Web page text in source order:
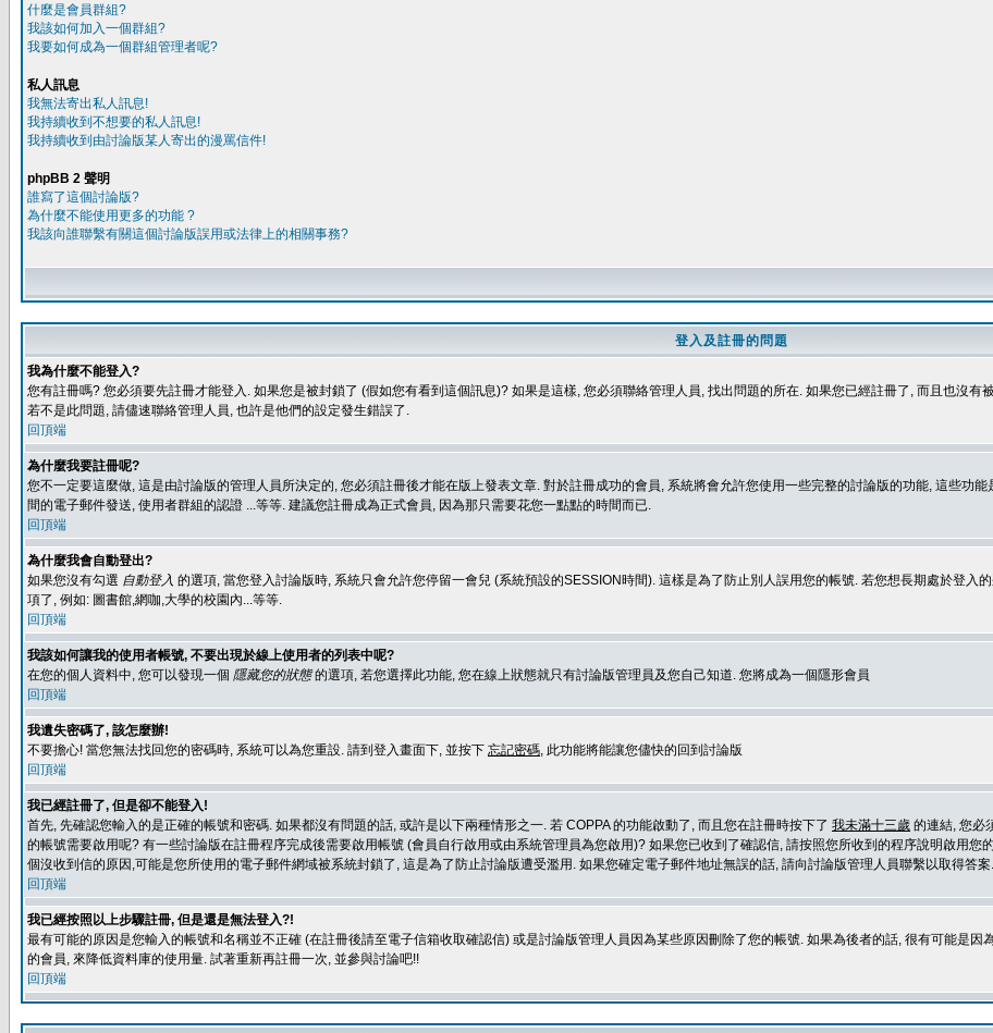
什麼是會員群組?
我該如何加入一個群組?
我要如何成為一個群組管理者呢?
私人訊息
我無法寄出私人訊息!
我持續收到不想要的私人訊息!
我持續收到由討論版某人寄出的漫罵信件!
phpBB 2 聲明
誰寫了這個討論版?
為什麼不能使用更多的功能 ?
我該向誰聯繫有關這個討論版誤用或法律上的相關事務?
登入及註冊的問題
我為什麼不能登入?
您有註冊嗎? 您必須要先註冊才能登入. 如果您是被封鎖了 (假如您有看到這個訊息)? 如果是這樣, 您必須聯絡管理人員, 找出問題的所在. 如果您已經註冊了, 而且也沒
若不是此問題, 請儘速聯絡管理人員, 也許是他們的設定發生錯誤了.
回頂端
為什麼我要註冊呢?
您不一定要這麼做, 這是由討論版的管理人員所決定的, 您必須註冊後才能在版上發表文章. 對於註冊成功的會員, 系統將會允許您使用一些完整的討論版的功能, 這些功
間的電子郵件發送, 使用者群組的認證 ...等等. 建議您註冊成為正式會員, 因為那只需要花您一點點的時間而已.
回頂端
為什麼我會自動登出?
如果您沒有勾選 自動登入 的選項, 當您登入討論版時, 系統只會允許您停留一會兒 (系統預設的SESSION時間). 這樣是為了防止別人誤用您的帳號. 若您想長期處於登入
項了, 例如: 圖書館,網咖,大學的校園內...等等.
回頂端
我該如何讓我的使用者帳號, 不要出現於線上使用者的列表中呢?
在您的個人資料中, 您可以發現一個 隱藏您的狀態的選項, 若您選擇此功能, 您在線上狀態就只有討論版管理員及您自己知道. 您將成為一個隱形會員
回頂端
我遺失密碼了, 該怎麼辦!
不要擔心! 當您無法找回您的密碼時, 系統可以為您重設. 請到登入畫面下, 並按下 忘記密碼, 此功能將能讓您儘快的回到討論版
回頂端
我已經註冊了, 但是卻不能登入!
首先, 先確認您輸入的是正確的帳號和密碼. 如果都沒有問題的話, 或許是以下兩種情形之一. 若 COPPA 的功能啟動了, 而且您在註冊時按下了 我未滿十三歲 的連結, 您必
的帳號需要啟用呢? 有一些討論版在註冊程序完成後需要啟用帳號 (會員自行啟用或由系統管理員為您啟用)? 如果您已收到了確認信, 請按照您所收到的程序說明啟用
個沒收到信的原因,可能是您所使用的電子郵件網域被系統封鎖了, 這是為了防止討論版遭受濫用. 如果您確定電子郵件地址無誤的話, 請向討論版管理人員聯繫以取得答案.
回頂端
我已經按照以上步驟註冊, 但是還是無法登入?!
最有可能的原因是您輸入的帳號和名稱並不正確 (在註冊後請至電子信箱收取確認信) 或是討論版管理人員因為某些原因刪除了您的帳號. 如果為後者的話, 很有可能是
的會員, 來降低資料庫的使用量. 試著重新再註冊一次, 並參與討論吧!!
回頂端